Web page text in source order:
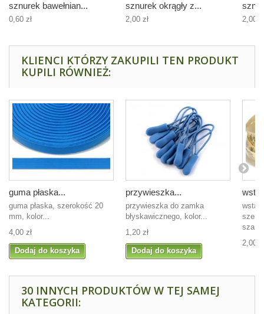
sznurek bawełnian...
0,60 zł
sznurek okrągły z...
2,00 zł 2,00
KLIENCI KTÓRZY ZAKUPILI TEN PRODUKT
KUPILI RÓWNIEŻ:
guma płaska...
guma płaska, szerokość 20
mm, kolor...
4,00 zł
Dodaj do koszyka
przywieszka...
przywieszka do zamka
błyskawicznego, kolor...
1,20 zł
Dodaj do koszyka
2,00
30 INNYCH PRODUKTÓW W TEJ SAMEJ
KATEGORII: